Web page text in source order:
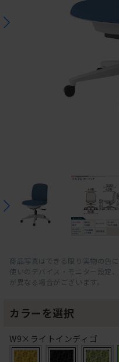
商品写真はできる限り実物の色
使いのデバイス・モニター設定
が異なる場合がございます。
カラーを選択
W9×ライトインディゴ